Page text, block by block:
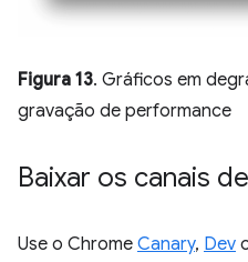
Figura 13. Gráficos em
gravação de performance
Baixar os canais
Use o Chrome Canary, Dev